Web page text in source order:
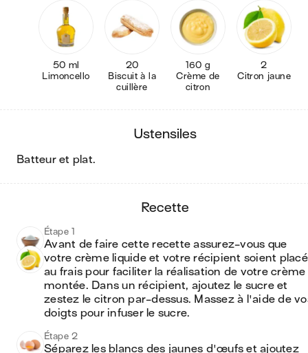
50 ml
Limoncello
20
Biscuit à la
cuillère
160 g
Crème de
citron
2
Citron jaune
ustensiles
batteur et plat.
recette
Étape 1
Avant de faire cette recette assurez-vous que
votre crème liquide et votre récipient soient
au frais pour faciliter la réalisation de votre crème
montée. Dans un récipient, ajoutez le sucre et
zestez le citron par-dessus. Massez à l'aide de
doigts pour infuser le sucre.
Étape 2
Séparez les blancs des jaunes d'œufs et ajoutez